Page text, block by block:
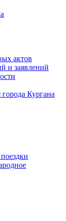
актов
и заявлений
Кургана